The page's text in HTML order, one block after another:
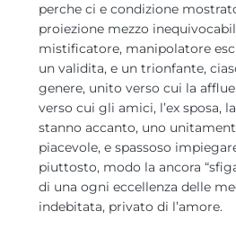
perche ci e condizione
proiezione mezzo
mistificatore, manipolatore
un validita, e un trionfante,
genere, unito verso cui la
verso cui gli amici, l’ex sposa,
stanno accanto, uno
piacevole, e spassoso
piuttosto, modo la ancora
di una ogni eccellenza delle
indebitata, privato di l’amore.